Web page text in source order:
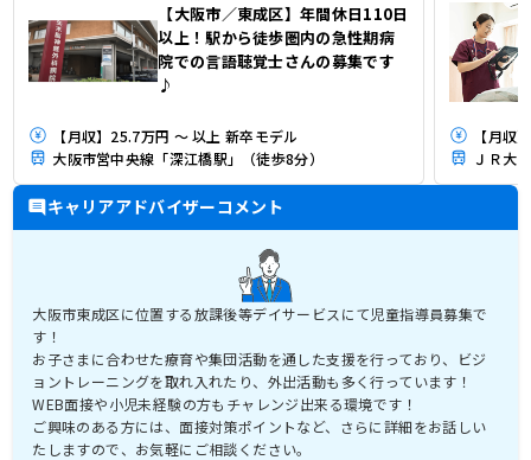
【大阪市／東成区】年間休日110日
以上！駅から徒歩圏内の急性期病
院での言語聴覚士さんの募集です
♪
【月収】25.7万円 ～ 以上 新卒モデル
大阪市営中央線「深江橋駅」（徒歩8分）
【月収
ＪＲ大
キャリアアドバイザーコメント
大阪市東成区に位置する放課後等デイサービスにて児童指導員募集で
す！
お子さまに合わせた療育や集団活動を通した支援を行っており、ビジ
ョントレーニングを取れ入れたり、外出活動も多く行っています！
WEB面接や小児未経験の方もチャレンジ出来る環境です！
ご興味のある方には、面接対策ポイントなど、さらに詳細をお話しい
たしますので、お気軽にご相談ください。